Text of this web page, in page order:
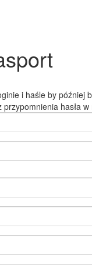
i haśle by później
hasła